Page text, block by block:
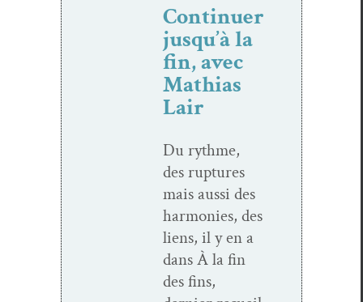
Continuer
jusqu’à la
fin, avec
Mathias
Lair
Du rythme,
des rup­tures
mais aus­si des
har­monies, des
liens, il y en a
dans À la fin
des fins,